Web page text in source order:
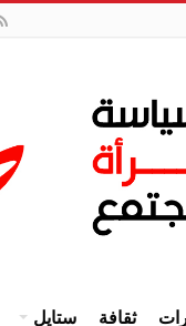
ثقافة ستايل